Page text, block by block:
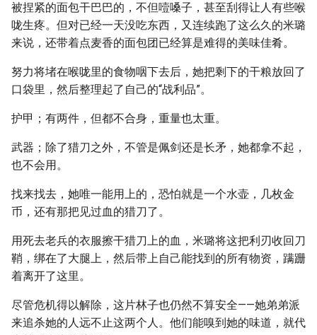
被捏紧的面包干巴巴的，不但噎嗓子，甚至刮得让人有些喉
咙生疼。但对已经一天没吃东西，又连续跑了这么久的米璐
来说，还带着点麦香的面包团已经算是难得的美味佳肴。
努力将堵在喉咙里的食物咽下去后，她把剩下的干粮放回了
口袋里，然后整理起了自己的“战利品”。
护甲；有两件，但都不合身，重量也太重。
武器；除了猎刀之外，不管是佩剑还是长矛，她都拿不起，
也不会用。
找来找去，她唯一能用上的，恐怕就是一个水壶，几枚金
币，还有那把见过血的猎刀了。
用死去老兵的衣服擦干猎刀上的血，米璐将这把利刃收回刀
鞘，绑在了大腿上，然后带上自己能找到的所有物资，蹒跚
着离开了这里。
尽管危机得以解除，这片林子也仍然不算安全——她弟弟派
来追杀她的人远不止这两个人。他们能嗅到她的味道，就代